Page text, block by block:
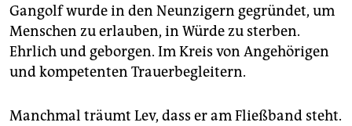
Gangolf wurde in den Neunzigern gegründet, um
Menschen zu erlauben, in Würde zu sterben.
Ehrlich und geborgen. Im Kreis von Angehörigen
und kompetenten Trauerbegleitern.
Manchmal träumt Lev, dass er am Fließband steht.